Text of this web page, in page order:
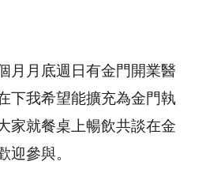
月月底週日有金門開業醫
下我希望能擴充為金門執
家就餐桌上暢飲共談在金
迎參與。